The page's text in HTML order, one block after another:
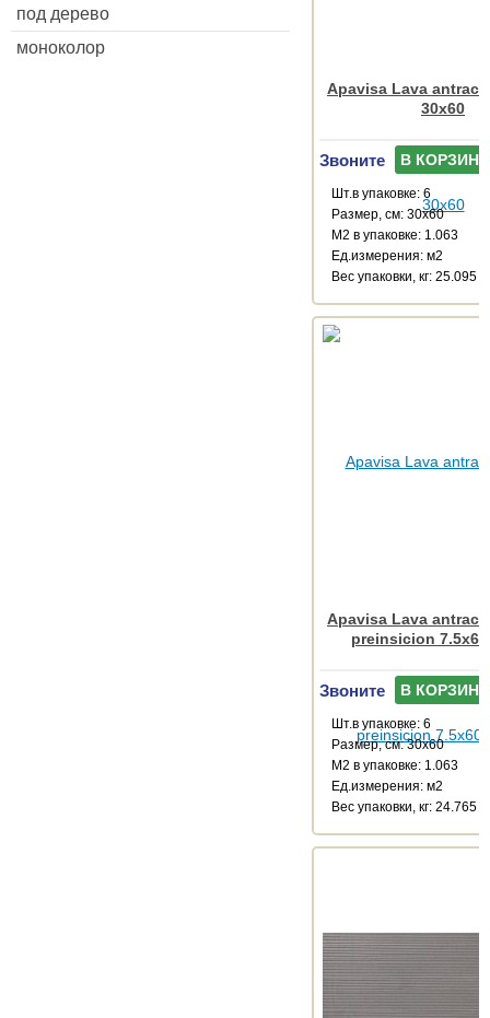
под дерево
моноколор
Apavisa Lava
30x60
Звоните В КОРЗИНУ
Шт.в упаковке: 6
Размер, см: 30x60
М2 в упаковке: 1.063
Ед.измерения: м2
Веc упаковки, кг: 25.095
Apavisa Lava
preinsicion 7.5x60
Звоните В КОРЗИНУ
Шт.в упаковке: 6
Размер, см: 30x60
М2 в упаковке: 1.063
Ед.измерения: м2
Веc упаковки, кг: 24.765